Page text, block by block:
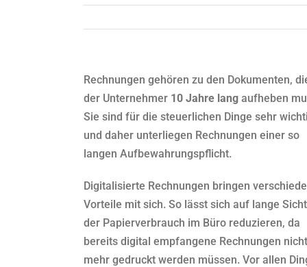
Rechnungen gehören zu den Dokumenten,
der Unternehmer 10 Jahre lang aufheben
Sie sind für die steuerlichen Dinge sehr
und daher unterliegen Rechnungen einer so
langen Aufbewahrungspflicht.
Digitalisierte Rechnungen bringen
Vorteile mit sich. So lässt sich auf lange Sicht
der Papierverbrauch im Büro reduzieren, da
bereits digital empfangene Rechnungen nicht
mehr gedruckt werden müssen. Vor allen